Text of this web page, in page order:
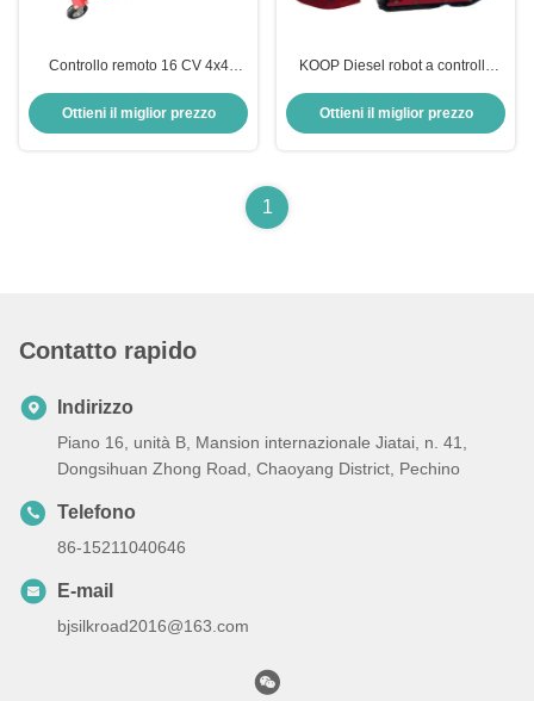
Controllo remoto 16 CV 4x4
Tortore di prato omologazione CE
Ottieni il miglior prezzo
KOOP Diesel robot a controllo
Tortore remoto per colline
Ottieni il miglior prezzo
1
Contatto rapido
Indirizzo
Piano 16, unità B, Mansion internazionale Jiatai, n. 41,
Dongsihuan Zhong Road, Chaoyang District, Pechino
Telefono
86-15211040646
E-mail
bjsilkroad2016@163.com